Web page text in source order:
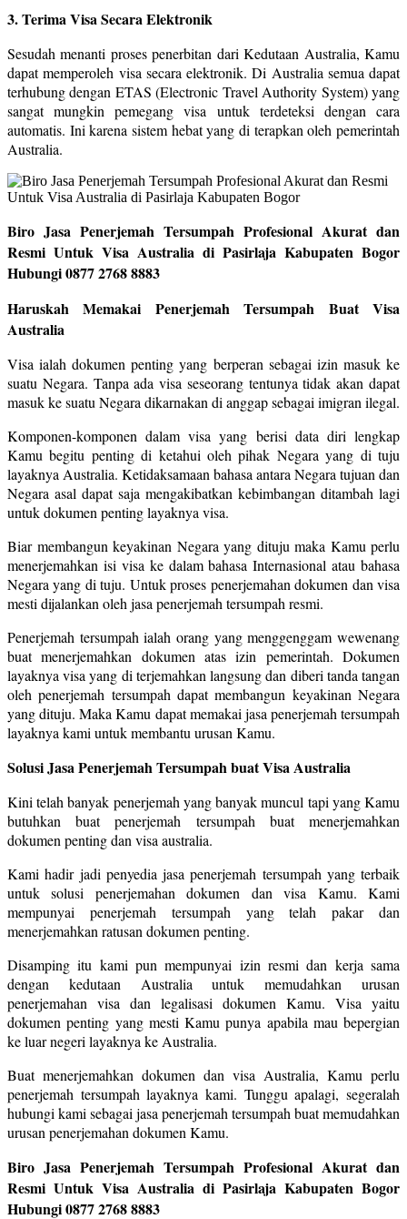
3. Terima Visa Secara Elektronik
Sesudah menanti proses penerbitan dari Kedutaan Australia, Kamu
dapat memperoleh visa secara elektronik. Di Australia semua dapat
terhubung dengan ETAS (Electronic Travel Authority System) yang
sangat mungkin pemegang visa untuk terdeteksi dengan cara
automatis. Ini karena sistem hebat yang di terapkan oleh pemerintah
Australia.
Biro Jasa Penerjemah Tersumpah Profesional Akurat dan
Resmi Untuk Visa Australia di Pasirlaja Kabupaten Bogor
Hubungi 0877 2768 8883
Haruskah Memakai Penerjemah Tersumpah Buat Visa
Australia
Visa ialah dokumen penting yang berperan sebagai izin masuk ke
suatu Negara. Tanpa ada visa seseorang tentunya tidak akan dapat
masuk ke suatu Negara dikarnakan di anggap sebagai imigran ilegal.
Komponen-komponen dalam visa yang berisi data diri lengkap
Kamu begitu penting di ketahui oleh pihak Negara yang di tuju
layaknya Australia. Ketidaksamaan bahasa antara Negara tujuan dan
Negara asal dapat saja mengakibatkan kebimbangan ditambah lagi
untuk dokumen penting layaknya visa.
Biar membangun keyakinan Negara yang dituju maka Kamu perlu
menerjemahkan isi visa ke dalam bahasa Internasional atau bahasa
Negara yang di tuju. Untuk proses penerjemahan dokumen dan visa
mesti dijalankan oleh jasa penerjemah tersumpah resmi.
Penerjemah tersumpah ialah orang yang menggenggam wewenang
buat menerjemahkan dokumen atas izin pemerintah. Dokumen
layaknya visa yang di terjemahkan langsung dan diberi tanda tangan
oleh penerjemah tersumpah dapat membangun keyakinan Negara
yang dituju. Maka Kamu dapat memakai jasa penerjemah tersumpah
layaknya kami untuk membantu urusan Kamu.
Solusi Jasa Penerjemah Tersumpah buat Visa Australia
Kini telah banyak penerjemah yang banyak muncul tapi yang Kamu
butuhkan buat penerjemah tersumpah buat menerjemahkan
dokumen penting dan visa australia.
Kami hadir jadi penyedia jasa penerjemah tersumpah yang terbaik
untuk solusi penerjemahan dokumen dan visa Kamu. Kami
mempunyai penerjemah tersumpah yang telah pakar dan
menerjemahkan ratusan dokumen penting.
Disamping itu kami pun mempunyai izin resmi dan kerja sama
dengan kedutaan Australia untuk memudahkan urusan
penerjemahan visa dan legalisasi dokumen Kamu. Visa yaitu
dokumen penting yang mesti Kamu punya apabila mau bepergian
ke luar negeri layaknya ke Australia.
Buat menerjemahkan dokumen dan visa Australia, Kamu perlu
penerjemah tersumpah layaknya kami. Tunggu apalagi, segeralah
hubungi kami sebagai jasa penerjemah tersumpah buat memudahkan
urusan penerjemahan dokumen Kamu.
Biro Jasa Penerjemah Tersumpah Profesional Akurat dan
Resmi Untuk Visa Australia di Pasirlaja Kabupaten Bogor
Hubungi 0877 2768 8883